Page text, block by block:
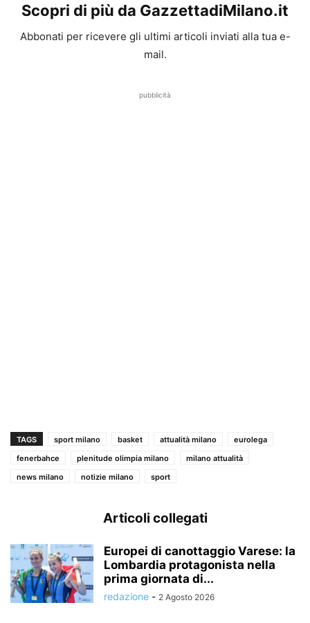
Scopri di più da GazzettadiMilano.it
Abbonati per ricevere gli ultimi articoli inviati alla tua e-
mail.
pubblicità
TAGS sport milano basket attualità milano
eurolega
fenerbahce
plenitude olimpia milano
milano attualità
news milano
notizie milano sport
Articoli collegati
Europei di canottaggio Varese: la
Lombardia protagonista nella
prima giornata di...
redazione - 2 Agosto 2026